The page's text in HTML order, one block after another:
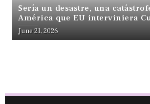
Sería un desastre, una
América que EU interviniera
June 21, 2026